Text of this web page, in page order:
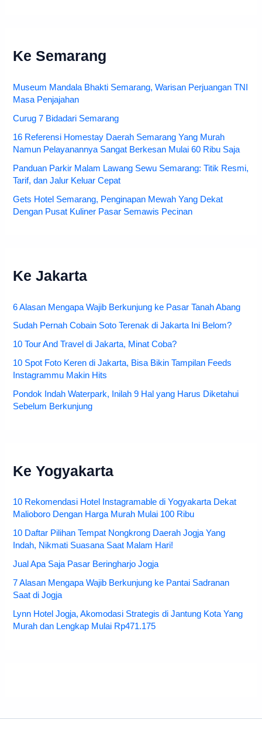
Ke Semarang
Museum Mandala Bhakti Semarang, Warisan Perjuangan TNI
Masa Penjajahan
Curug 7 Bidadari Semarang
16 Referensi Homestay Daerah Semarang Yang Murah
Namun Pelayanannya Sangat Berkesan Mulai 60 Ribu Saja
Panduan Parkir Malam Lawang Sewu Semarang: Titik Resmi,
Tarif, dan Jalur Keluar Cepat
Gets Hotel Semarang, Penginapan Mewah Yang Dekat
Dengan Pusat Kuliner Pasar Semawis Pecinan
Ke Jakarta
6 Alasan Mengapa Wajib Berkunjung ke Pasar Tanah Abang
Sudah Pernah Cobain Soto Terenak di Jakarta Ini Belom?
10 Tour And Travel di Jakarta, Minat Coba?
10 Spot Foto Keren di Jakarta, Bisa Bikin Tampilan Feeds
Instagrammu Makin Hits
Pondok Indah Waterpark, Inilah 9 Hal yang Harus Diketahui
Sebelum Berkunjung
Ke Yogyakarta
10 Rekomendasi Hotel Instagramable di Yogyakarta Dekat
Malioboro Dengan Harga Murah Mulai 100 Ribu
10 Daftar Pilihan Tempat Nongkrong Daerah Jogja Yang
Indah, Nikmati Suasana Saat Malam Hari!
Jual Apa Saja Pasar Beringharjo Jogja
7 Alasan Mengapa Wajib Berkunjung ke Pantai Sadranan
Saat di Jogja
Lynn Hotel Jogja, Akomodasi Strategis di Jantung Kota Yang
Murah dan Lengkap Mulai Rp471.175